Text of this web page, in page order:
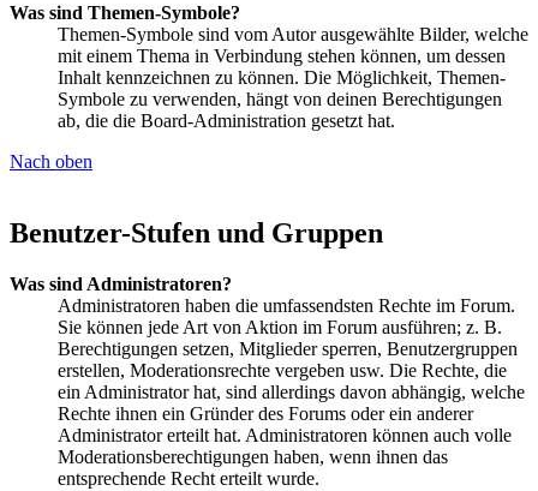
Was sind Themen-Symbole?
Themen-Symbole sind vom Autor ausgewählte Bilder, welche
mit einem Thema in Verbindung stehen können, um dessen
Inhalt kennzeichnen zu können. Die Möglichkeit, Themen-
Symbole zu verwenden, hängt von deinen Berechtigungen
ab, die die Board-Administration gesetzt hat.
Nach oben
Benutzer-Stufen und Gruppen
Was sind Administratoren?
Administratoren haben die umfassendsten Rechte im Forum.
Sie können jede Art von Aktion im Forum ausführen; z. B.
Berechtigungen setzen, Mitglieder sperren, Benutzergruppen
erstellen, Moderationsrechte vergeben usw. Die Rechte, die
ein Administrator hat, sind allerdings davon abhängig, welche
Rechte ihnen ein Gründer des Forums oder ein anderer
Administrator erteilt hat. Administratoren können auch volle
Moderationsberechtigungen haben, wenn ihnen das
entsprechende Recht erteilt wurde.